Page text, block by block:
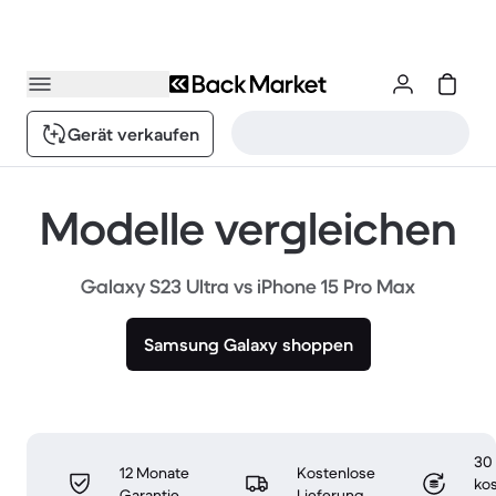
Gerät verkaufen
Modelle vergleichen
Galaxy S23 Ultra vs iPhone 15 Pro Max
Samsung Galaxy shoppen
12 Monate
Kostenlose
30